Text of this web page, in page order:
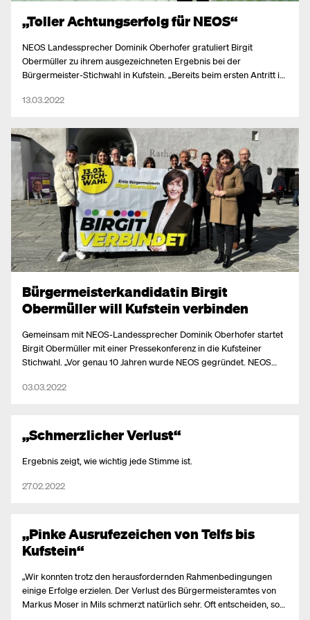
„Toller Achtungserfolg für NEOS“
NEOS Landessprecher Dominik Oberhofer gratuliert Birgit
Obermüller zu ihrem ausgezeichneten Ergebnis bei der
Bürgermeister-Stichwahl in Kufstein. „Bereits beim ersten Antritt ist
sondern auf Anhieb der Sprung in die Stichwahl,“ freut sich
13.03.2022
Bürgermeisterkandidatin Birgit
Obermüller will Kufstein verbinden
Gemeinsam mit NEOS-Landessprecher Dominik Oberhofer startet
Birgit Obermüller mit einer Pressekonferenz in die Kufsteiner
Stichwahl. „Vor genau 10 Jahren wurde NEOS gegründet. NEOS
eine weitere Partei im Parlament zu sein. Die politische Kultur und
eigentlich nur mehr Kanzler, der Landeshauptmann oder der
Bürgermeister entscheidet und seine Mehrheit nickt diese
Entscheidung ab. Das ist nicht Demokratie. Das ist nicht 2022.
gemeinsam fraktionsübergreifend erarbeitet und nicht von einer
03.03.2022
„Schmerzlicher Verlust“
Ergebnis zeigt, wie wichtig jede Stimme ist.
27.02.2022
„Pinke Ausrufezeichen von Telfs bis
Kufstein“
„Wir konnten trotz den herausfordernden Rahmenbedingungen
einige Erfolge erzielen. Der Verlust des Bürgermeisteramtes von
Markus Moser in Mils schmerzt natürlich sehr. Oft entscheiden, so